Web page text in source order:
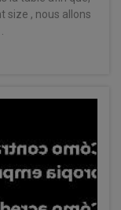
size , nous allons